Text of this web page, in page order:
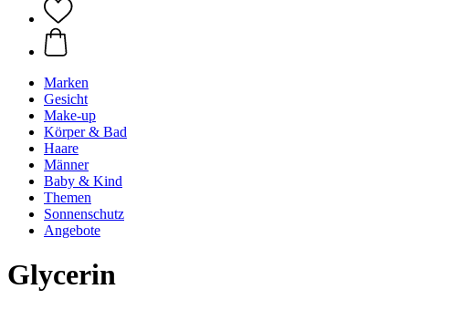
Marken
Gesicht
Make-up
Körper & Bad
Haare
Männer
Baby & Kind
Themen
Sonnenschutz
Angebote
Glycerin